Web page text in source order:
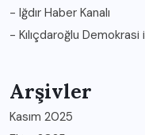
- Iğdır Haber Kanalı
- Kılıçdaroğlu
Arşivler
Kasım 2025